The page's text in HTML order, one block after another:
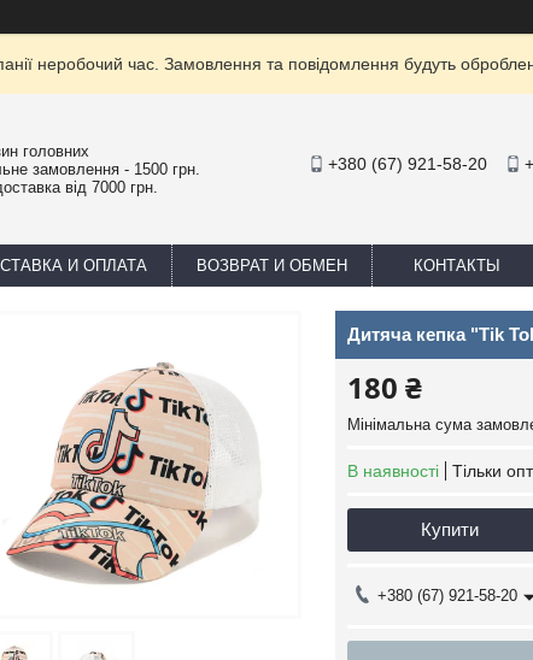
неробочий час. Замовлення та повідомлення будуть
головних
замовлення - 1500 грн.
від 7000 грн.
+380 (67) 921-58-20
И ОПЛАТА ВОЗВРАТ И ОБМЕН КОНТАКТЫ
Дитяча кепка "Tik
180 ₴
Мінімальна сума
В наявності Тільки
Купити
+380 (67) 921-58-20